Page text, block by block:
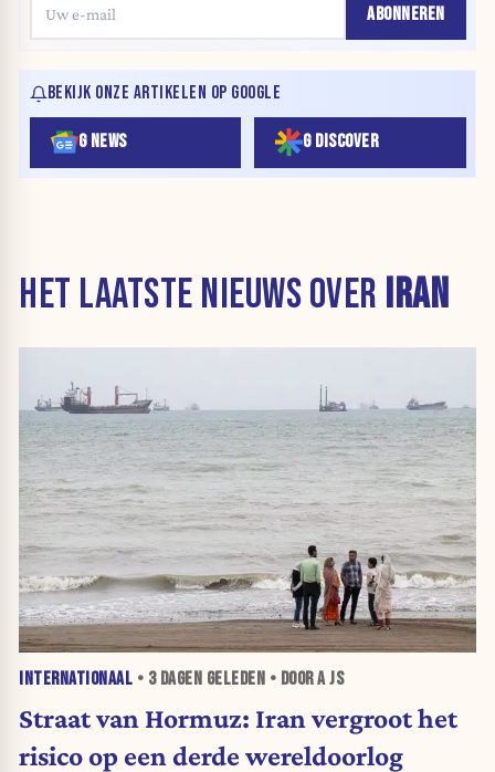
ABONNEREN
BEKIJK ONZE ARTIKELEN OP GOOGLE
G NEWS G DISCOVER
HET LAATSTE NIEUWS OVER IRAN
INTERNATIONAAL • 3 DAGEN GELEDEN • DOOR A JS
Straat van Hormuz: Iran vergroot het
risico op een derde wereldoorlog